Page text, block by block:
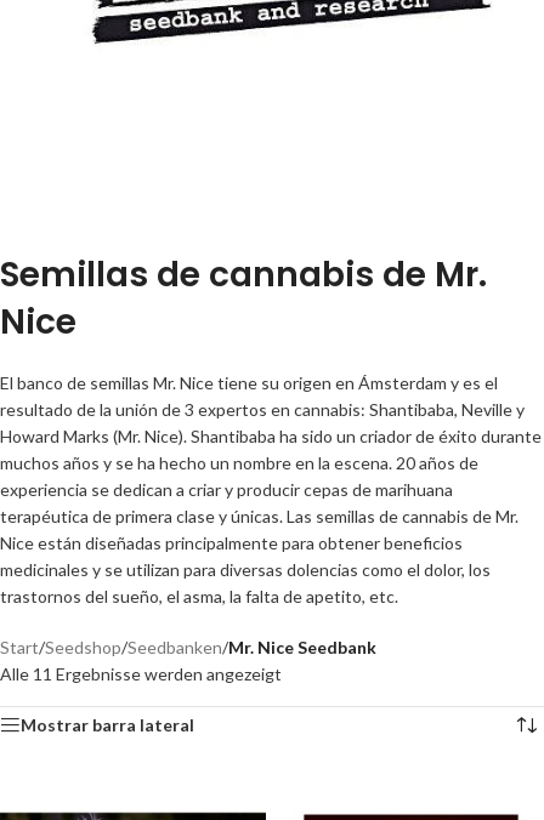
Semillas de cannabis de Mr.
Nice
El banco de semillas Mr. Nice tiene su origen en Ámsterdam y es el
resultado de la unión de 3 expertos en cannabis: Shantibaba, Neville y
Howard Marks (Mr. Nice). Shantibaba ha sido un criador de éxito durante
muchos años y se ha hecho un nombre en la escena. 20 años de
experiencia se dedican a criar y producir cepas de marihuana
terapéutica de primera clase y únicas. Las semillas de cannabis de Mr.
Nice están diseñadas principalmente para obtener beneficios
medicinales y se utilizan para diversas dolencias como el dolor, los
trastornos del sueño, el asma, la falta de apetito, etc.
Start/Seedshop/Seedbanken/Mr. Nice Seedbank
Alle 11 Ergebnisse werden angezeigt
Mostrar barra lateral